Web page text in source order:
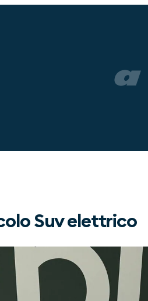
Suv elettrico